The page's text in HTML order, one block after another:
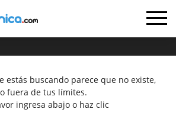
estás buscando parece que no existe,
o fuera de tus límites.
ingresa abajo o haz clic